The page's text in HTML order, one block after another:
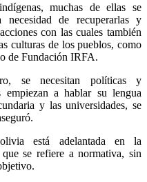
muchas de ellas se
de recuperarlas y
con las cuales también
culturas de los pueblos, como
de Fundación IRFA.
se necesitan políticas y
empiezan a hablar su lengua
y las universidades, se
está adelantada en la
se refiere a normativa, sin